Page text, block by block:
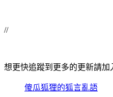
//
想更快追蹤到更多的更新請加
傻瓜狐狸的狐言亂語